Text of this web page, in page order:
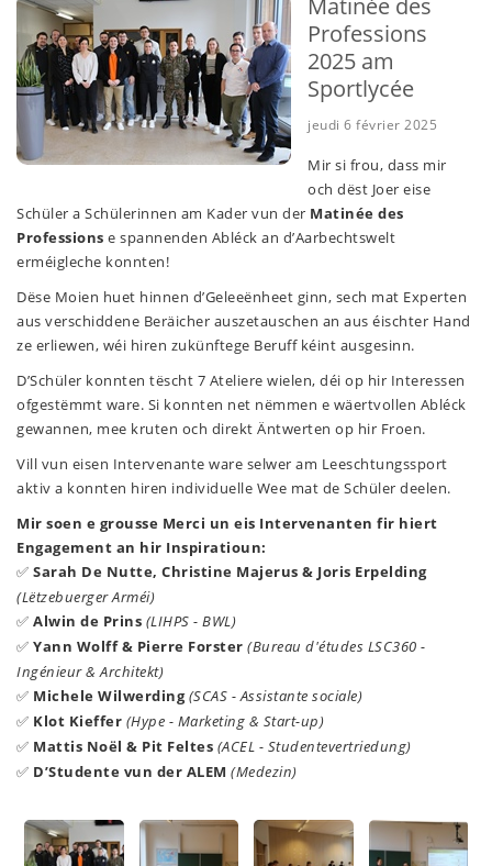
Matinée des
Professions
2025 am
Sportlycée
jeudi 6 février 2025
Mir si frou, dass mir
och dëst Joer eise
Schüler a Schülerinnen am Kader vun der Matinée des
Professions e spannenden Abléck an d’Aarbechtswelt
erméigleche konnten!
Dëse Moien huet hinnen d’Geleeënheet ginn, sech mat Experten
aus verschiddene Beräicher auszetauschen an aus éischter Hand
ze erliewen, wéi hiren zukünftege Beruff kéint ausgesinn.
D’Schüler konnten tëscht 7 Ateliere wielen, déi op hir Interessen
ofgestëmmt ware. Si konnten net nëmmen e wäertvollen Abléck
gewannen, mee kruten och direkt Äntwerten op hir Froen.
Vill vun eisen Intervenante ware selwer am Leeschtungssport
aktiv a konnten hiren individuelle Wee mat de Schüler deelen.
Mir soen e grousse Merci un eis Intervenanten fir hiert
Engagement an hir Inspiratioun:
✅ Sarah De Nutte, Christine Majerus & Joris Erpelding
(Lëtzebuerger Arméi)
✅ Alwin de Prins (LIHPS - BWL)
✅ Yann Wolff & Pierre Forster (Bureau d'études LSC360 -
Ingénieur & Architekt)
✅ Michele Wilwerding (SCAS - Assistante sociale)
✅ Klot Kieffer (Hype - Marketing & Start-up)
✅ Mattis Noël & Pit Feltes (ACEL - Studentevertriedung)
✅ D’Studente vun der ALEM (Medezin)